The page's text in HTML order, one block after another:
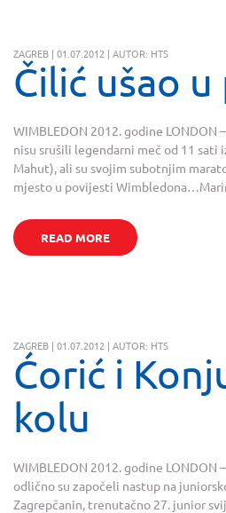
ZAGREB | 01.07.2012 | AUTOR: HTS
Čilić ušao
WIMBLEDON 2012. godine LONDON
nisu srušili legendarni meč od 11 sati
Mahut), ali su svojim subotnjim
mjesto u povijesti
READ MORE
ZAGREB | 01.07.2012 | AUTOR: HTS
Ćorić i
kolu
WIMBLEDON 2012. godine LONDON
odlično su započeli nastup na
Zagrepčanin, trenutačno 27. junior